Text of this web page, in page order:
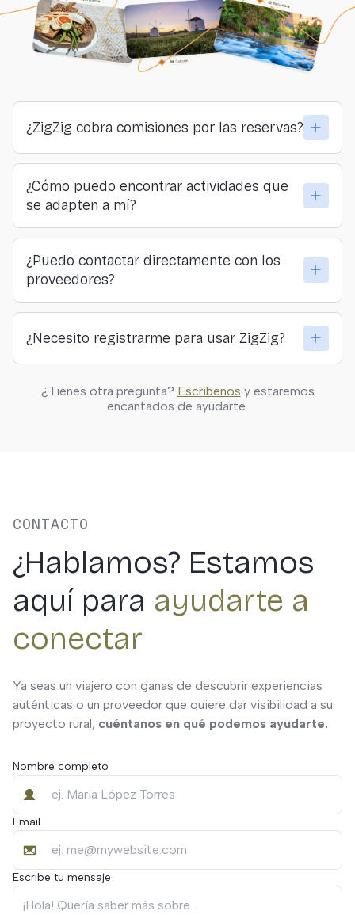
¿ZigZig cobra comisiones por las reservas?
proveedores. Todo lo que pagas llega directamente a
quienes organizan las actividades.
¿Cómo puedo encontrar actividades que
se adapten a mí?
hacer nuestro formulario y descubrir tu actividad
ideal.
¿Puedo contactar directamente con los
proveedores?
transparente entre viajeros y quienes ofrecen las
actividades.
¿Necesito registrarme para usar ZigZig?
Solo si quieres guardar actividades, hacer reservas o
personalizar tus resultados. Puedes explorar
¿Tienes otra pregunta? Escríbenos y estaremos
encantados de ayudarte.
CONTACTO
¿Hablamos? Estamos
aquí para ayudarte a
conectar
Ya seas un viajero con ganas de descubrir experiencias
auténticas o un proveedor que quiere dar visibilidad a su
proyecto rural, cuéntanos en qué podemos ayudarte.
Nombre completo
Email
Escribe tu mensaje